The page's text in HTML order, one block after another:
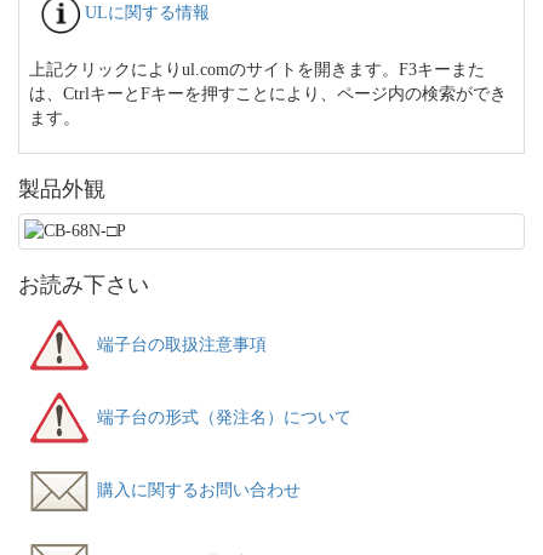
ULに関する情報
上記クリックによりul.comのサイトを開きます。F3キーまた
は、CtrlキーとFキーを押すことにより、ページ内の検索ができ
ます。
製品外観
お読み下さい
端子台の取扱注意事項
端子台の形式（発注名）について
購入に関するお問い合わせ